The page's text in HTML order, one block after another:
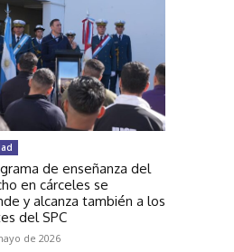
de enseñanza del
en cárceles se
y alcanza también a los
del SPC
de 2026